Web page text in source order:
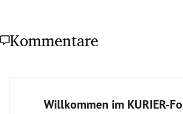
Kommentare